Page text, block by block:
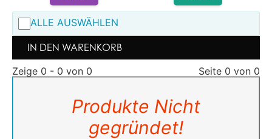
ALLE AUSWÄHLEN
IN DEN WARENKORB
Zeige 0 - 0 von 0
Seite 0 von 0
Produkte Nicht
gegründet!